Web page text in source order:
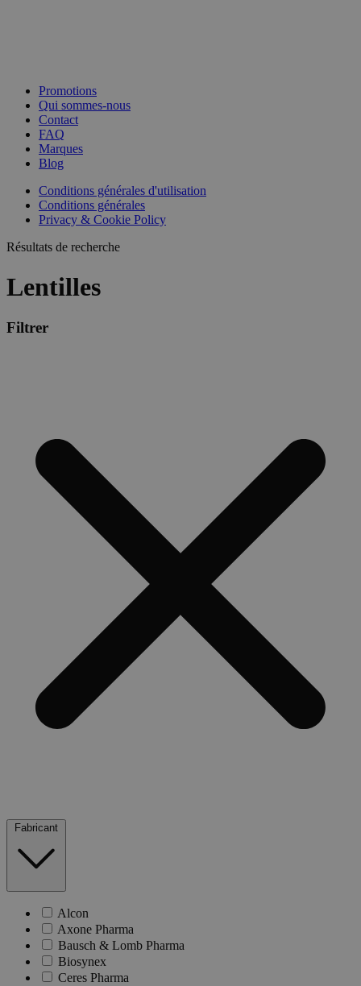
Promotions
Qui sommes-nous
Contact
FAQ
Marques
Blog
Conditions générales d'utilisation
Conditions générales
Privacy & Cookie Policy
Résultats de recherche
Lentilles
Filtrer
Fabricant
Alcon
Axone Pharma
Bausch & Lomb Pharma
Biosynex
Ceres Pharma